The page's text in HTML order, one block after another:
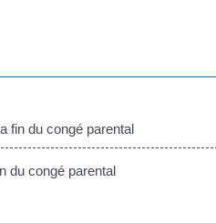
fin du congé parental
du congé parental